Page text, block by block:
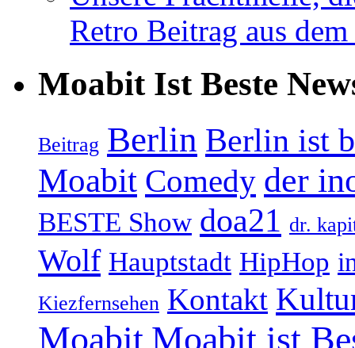
Retro Beitrag aus
Moabit Ist Beste
Beitrag Berlin Berlin ist
Moabit Comedy der
BESTE Show doa21 dr.
Wolf Hauptstadt HipHop
Kiezfernsehen Kontakt
Moabit Moabit ist